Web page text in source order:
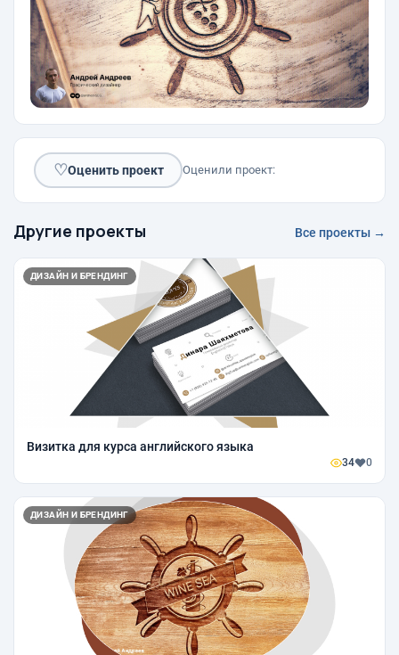
♡Оценить проект Оценили проект:
Другие проекты Все проекты →
ДИЗАЙН И БРЕНДИНГ
Визитка для курса английского языка
34 0
ДИЗАЙН И БРЕНДИНГ